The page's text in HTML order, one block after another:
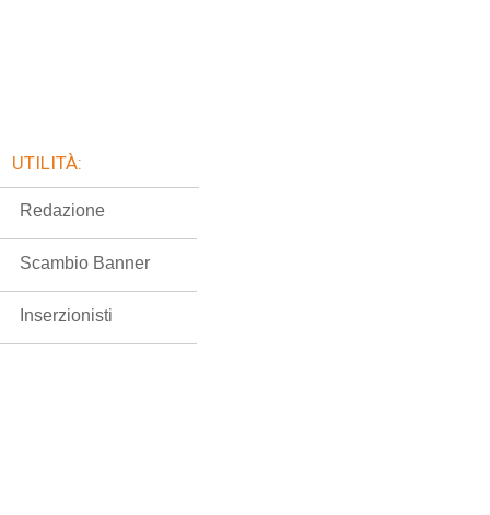
UTILITÀ:
Redazione
Scambio Banner
Inserzionisti